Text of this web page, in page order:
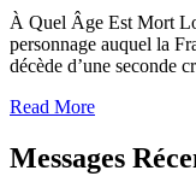
À Quel Âge Est Mort
personnage auquel la
décède d’une seconde
Read More
Messages